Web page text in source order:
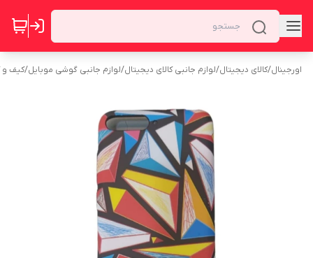
اورجینال/کالای دیجیتال/لوازم جانبی کالای دیجیتال/لوازم جانبی گوشی موبایل/کیف و